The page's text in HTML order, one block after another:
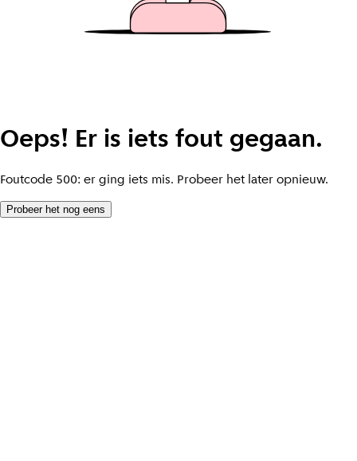
Oeps! Er is iets fout gegaan.
Foutcode 500: er ging iets mis. Probeer het later opnieuw.
Probeer het nog eens